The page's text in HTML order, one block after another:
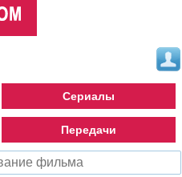
Сериалы
Передачи